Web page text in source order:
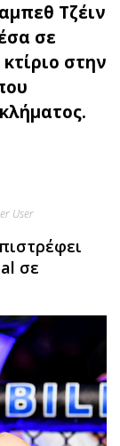
Τζέιν
σε
στην
User
σε